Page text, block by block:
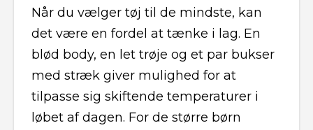
Når du vælger tøj til de mindste, kan
det være en fordel at tænke i lag. En
blød body, en let trøje og et par bukser
med stræk giver mulighed for at
tilpasse sig skiftende temperaturer i
løbet af dagen. For de større børn